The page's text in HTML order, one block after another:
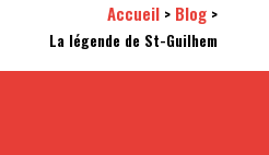
Accueil > Blog >
La légende de St-Guilhem